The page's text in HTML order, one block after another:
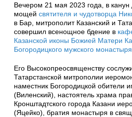
Вечером 21 мая 2023 года, в
мощей святителя и чудотворца
в Бар, митрополит Казанский и
совершил всенощное бдение в
Казанской иконы Божией Матери
Богородицкого мужского монастыря
Его Высокопреосвященству
Татарстанской митрополии
наместник Богородицкой обители
(Виленский), настоятель храма
Кронштадтского города Казани
(Яцейко), братия монастыря в